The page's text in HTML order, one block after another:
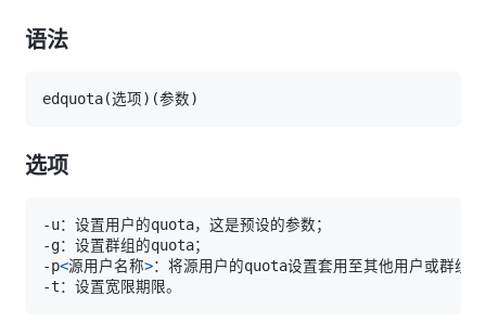
语法
edquota(选项) (参数)
选项
-p<源用户名称>